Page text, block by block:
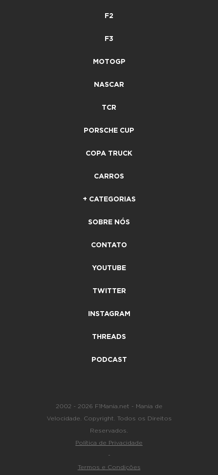
F2
F3
MOTOGP
NASCAR
TCR
PORSCHE CUP
COPA TRUCK
CARROS
+ CATEGORIAS
SOBRE NÓS
CONTATO
YOUTUBE
TWITTER
INSTAGRAM
THREADS
PODCAST
2002 - 2026 F1Mania.net - Mania de
Velocidade. Copyright. Todos os Direitos
Reservados.
Política de Privacidade
-
Termos e Condições